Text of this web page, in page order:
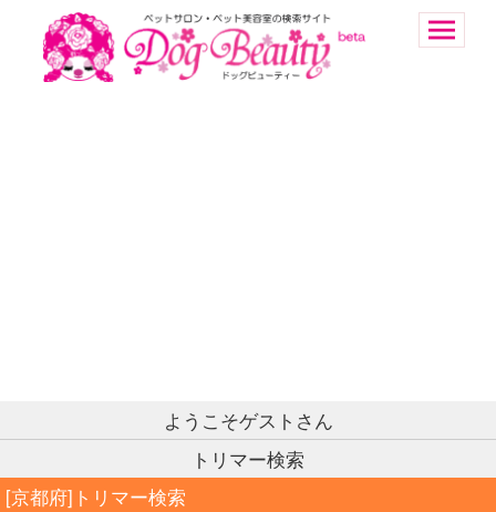
ようこそゲストさん
トリマー検索
[京都府]トリマー検索